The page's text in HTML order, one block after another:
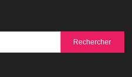
Rechercher :